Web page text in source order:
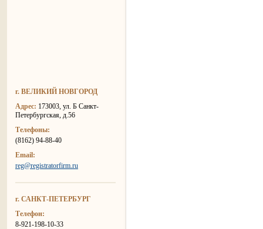
г. ВЕЛИКИЙ НОВГОРОД
Адрес: 173003, ул. Б Санкт-
Петербургская, д.56
Телефоны:
(8162) 94-88-40
Email:
reg@registratorfirm.ru
г. САНКТ-ПЕТЕРБУРГ
Телефон:
8-921-198-10-33